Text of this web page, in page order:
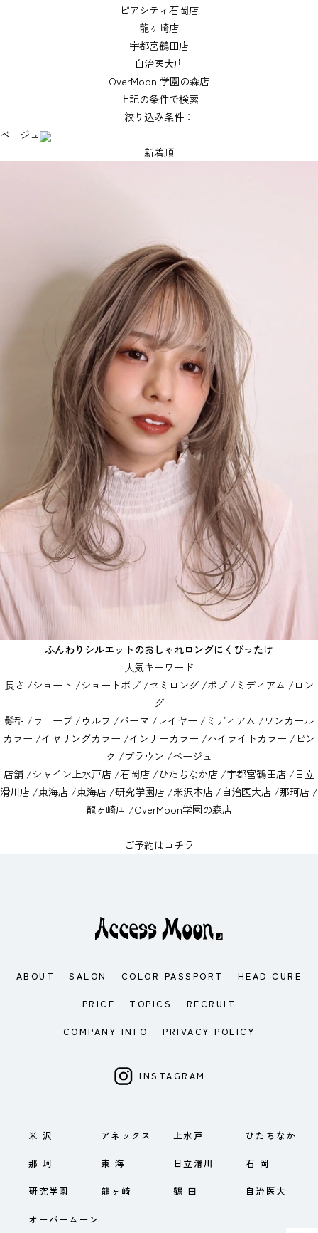
ピアシティ石岡店
龍ヶ崎店
宇都宮鶴田店
自治医大店
OverMoon 学園の森店
上記の条件で検索
絞り込み条件：
ベージュ
新着順
ふんわりシルエットのおしゃれロングにくびったけ
人気キーワード
長さ /ショート /ショートボブ/セミロング /ボブ/ ミディアム /ロン
グ
髪型 /ウェーブ/ウルフ /パーマ /レイヤー / ミディアム /ワンカール
カラー /イヤリングカラー /インナーカラー /ハイライトカラー / ピン
ク /ブラウン /ベージュ
店舗 /シャイン上水戸店 /石岡店 /ひたちなか店 /宇都宮鶴田店 /日立
滑川店 /東海店 /東海店 /研究学園店 /米沢本店 /自治医大店 /那珂店 /
龍ヶ崎店 /OverMoon学園の森店
ご予約はコチラ
ABOUT SALON COLOR PASSPORT HEAD CURE
PRICE TOPICS RECRUIT
COMPANY INFO PRIVACY POLICY
INSTAGRAM
米 沢 アネックス 上水戸 ひたちなか
那 珂 東 海 日立滑川 石 岡
研究学園 龍ヶ崎 鶴 田 自治医大
オーバームーン